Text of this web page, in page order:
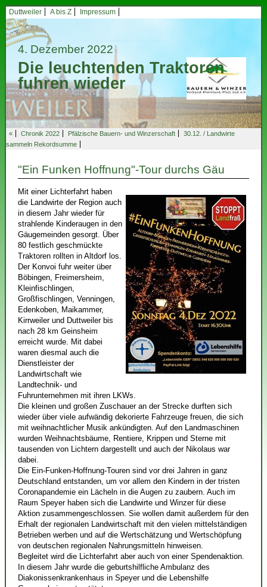
Duttweiler A bis Z Impressum
4. Dezember 2022
Die leuchtenden Traktoren
fuhren wieder
« Chronik 2022 Pfälzische Bauern- und Winzerschaft
30.12. / Landwirte
sammeln Rekordsumme
"Ein Funken Hoffnung"-Tour durchs Gäu
Mit einer Lichterfahrt haben
die Landwirte der Region auch
in diesem Jahr wieder für
strahlende Kinderaugen in den
Gäugemeinden gesorgt. Über
80 festlich geschmückte
Traktoren rollten in Altdorf los.
Der Konvoi fuhr weiter über
Böbingen, Freimersheim,
Kleinfischlingen,
Großfischlingen, Venningen,
Edenkoben, Maikammer,
Kirrweiler und Duttweiler bis
nach 28 km Geinsheim
erreicht wurde. Mit dabei
waren diesmal auch die
Dienstleister der
Landwirtschaft wie
Landtechnik- und
Fuhrunternehmen mit ihren LKWs.
Die kleinen und großen Zuschauer an der Strecke durften sich
wieder über viele aufwändig dekorierte Fahrzeuge freuen, die sich
mit weihnachtlicher Musik ankündigten. Auf den Landmaschinen
wurden Weihnachtsbäume, Rentiere, Krippen und Sterne mit
tausenden von Lichtern dargestellt und auch der Nikolaus war
dabei.
Die Ein-Funken-Hoffnung-Touren sind vor drei Jahren in ganz
Deutschland entstanden, um vor allem den Kindern in der tristen
Coronapandemie ein Lächeln in die Augen zu zaubern. Auch im
Raum Speyer haben sich die Landwirte und Winzer für diese
Aktion zusammengeschlossen. Sie wollen damit außerdem für den
Erhalt der regionalen Landwirtschaft mit den vielen mittelständigen
Betrieben werben und auf die Wertschätzung und Wertschöpfung
von deutschen regionalen Nahrungsmitteln hinweisen.
Begleitet wird die Lichterfahrt aber auch von einer Spendenaktion.
In diesem Jahr wurde die geburtshilfliche Ambulanz des
Diakonissenkrankenhaus in Speyer und die Lebenshilfe